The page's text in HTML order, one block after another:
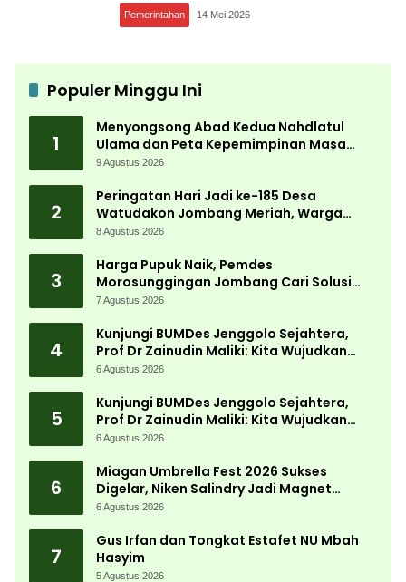
Pemerintahan 14 Mei 2026
Populer Minggu Ini
1
Menyongsong Abad Kedua Nahdlatul
Ulama dan Peta Kepemimpinan Masa
Depan Pasca Muktamar ke-35
9 Agustus 2026
2
Peringatan Hari Jadi ke-185 Desa
Watudakon Jombang Meriah, Warga
Tumpek Blek Padati Karnaval Budaya
8 Agustus 2026
3
Harga Pupuk Naik, Pemdes
Morosunggingan Jombang Cari Solusi
Lewat Kajian Akademik
7 Agustus 2026
4
Kunjungi BUMDes Jenggolo Sejahtera,
Prof Dr Zainudin Maliki: Kita Wujudkan
Kemandirian Ekonomi dengan Potensi
6 Agustus 2026
5
Kunjungi BUMDes Jenggolo Sejahtera,
Prof Dr Zainudin Maliki: Kita Wujudkan
Kemandirian Ekonomi dengan Potensi
6 Agustus 2026
6
Miagan Umbrella Fest 2026 Sukses
Digelar, Niken Salindry Jadi Magnet
Ribuan Pengunjung
6 Agustus 2026
7
Gus Irfan dan Tongkat Estafet NU Mbah
Hasyim
5 Agustus 2026